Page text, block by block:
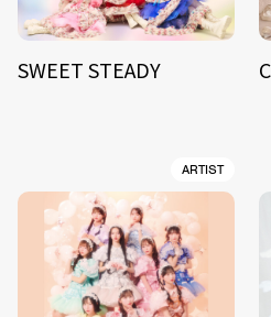
SWEET STEADY
ARTIST